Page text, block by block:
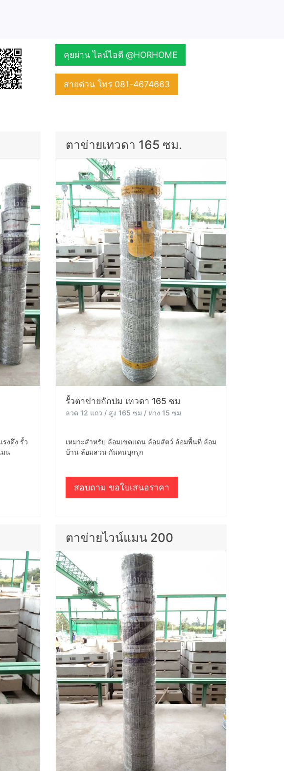
คุยผ่าน ไลน์ไอดี @HORHOME
สายด่วน โทร 081-4674663
งดึง รั้ว
มน
ตาข่ายเทวดา 165 ซม.
รั้วตาข่ายถักปม เทวดา 165 ซม
ลวด 12 แถว / สูง 165 ซม / ห่าง 15 ซม
เหมาะสำหรับ ล้อมเขตแดน ล้อมสัตว์ ล้อมพื้นที่ ล้อม
บ้าน ล้อมสวน กันคนบุกรุก
สอบถาม ขอใบเสนอราคา
ตาข่ายไวน์แมน 200